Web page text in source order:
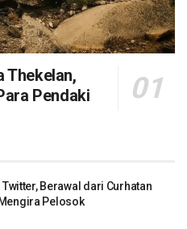
Thekelan,
Pendaki
Berawal dari Curhatan
Pelosok